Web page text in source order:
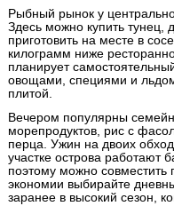
Рыбный рынок у
Здесь можно купить тунец,
приготовить на месте в
килограмм ниже
планирует
овощами, специями и
плитой.
Вечером популярны
морепродуктов, рис с
перца. Ужин на двоих
участке острова работают
поэтому можно совместить
экономии выбирайте
заранее в высокий сезон,